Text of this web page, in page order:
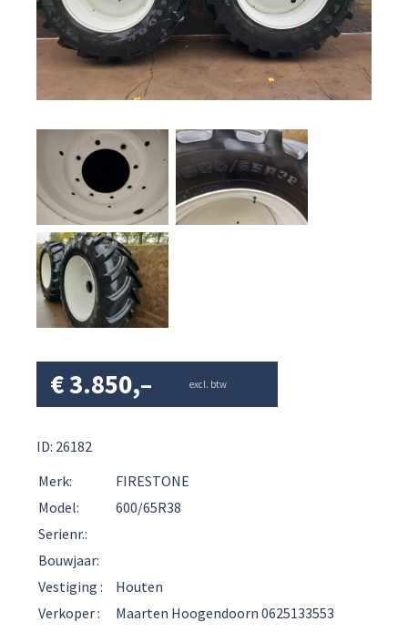
€3.850,– excl. btw
ID: 26182
Merk:
FIRESTONE
Model:
600/65R38
Serienr.:
Bouwjaar:
Vestiging :
Houten
Verkoper :
Maarten Hoogendoorn 0625133553